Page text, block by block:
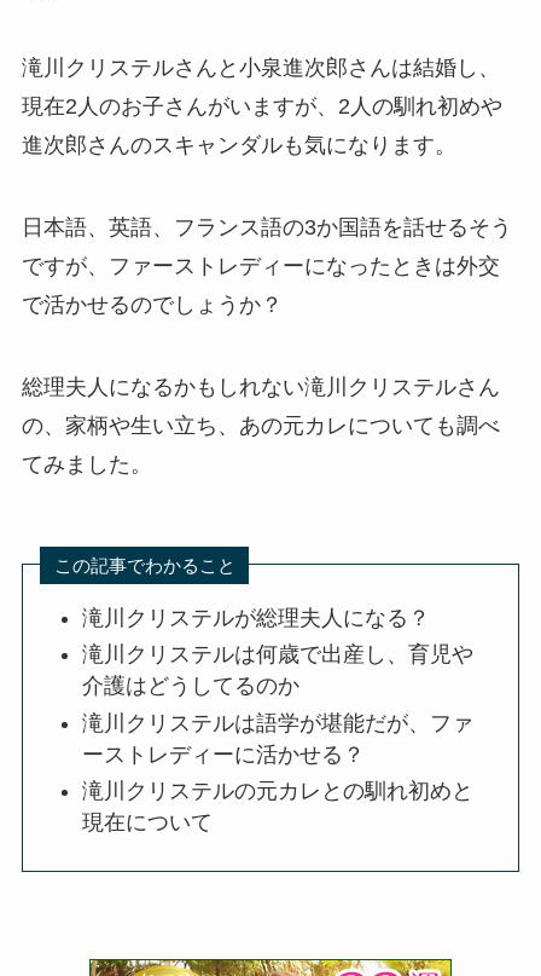
滝川クリステルさんと小泉進次郎さんは結婚し、
現在2人のお子さんがいますが、2人の馴れ初めや
進次郎さんのスキャンダルも気になります。
日本語、英語、フランス語の3か国語を話せるそう
ですが、ファーストレディーになったときは外交
で活かせるのでしょうか？
総理夫人になるかもしれない滝川クリステルさん
の、家柄や生い立ち、あの元カレについても調べ
てみました。
この記事でわかること
滝川クリステルが総理夫人になる？
滝川クリステルは何歳で出産し、育児や
介護はどうしてるのか
滝川クリステルは語学が堪能だが、ファ
ーストレディーに活かせる？
滝川クリステルの元カレとの馴れ初めと
現在について